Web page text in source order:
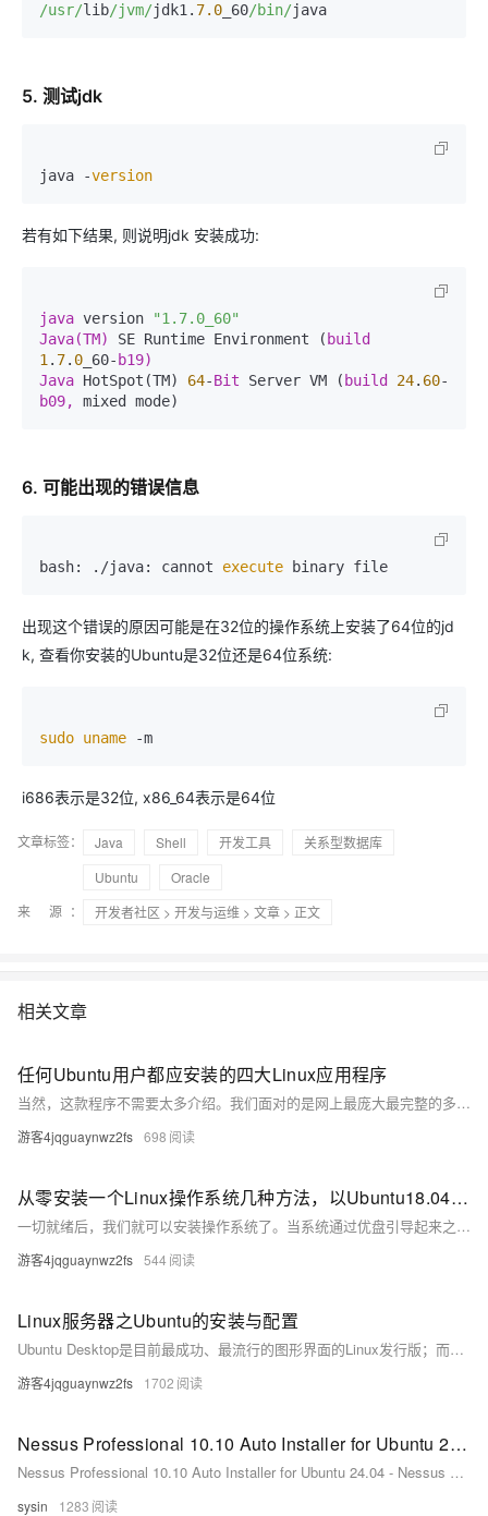
/usr/lib/jvm/jdk1. 7.0 _60/bin/java
5. 测试jdk
java -version
若有如下结果, 则说明jdk 安装成功:
java version
"1.7.0_60"
Java(TM) SE Runtime Environment (
1 . 7. 0 _60-
Java HotSpot(TM) 64-Bit Server VM ( build 24. 60-
b09, mixed mode)
6. 可能出现的错误信息
bash: ./java: cannot execute binary file
出现这个错误的原因可能是在32位的操作系统上安装了64位的jd
k, 查看你安装的Ubuntu是32位还是64位系统:
sudo uname -m
i686表示是32位, x86_64表示是64位
文章标签： Java Shell 开发工具
关系型数据库
Ubuntu
Oracle
来 源：
开发者社区 > 开发与运维 > 文章 > 正文
相关文章
任何Ubuntu用户都应安装的四大Linux应用程序
当然，这款程序不需要太多介绍。我们面对的是网上最庞大最完整的多媒体中心，由于丰富的插件，我们能够高度细化地定制其每一项功能。这是我们的Linux发行版不可或缺的必备软件。 我们可以通过运行以下命令来轻松安装Kodi：sudo apt install kodi。
游客4jqguaynwz2fs 698
从零安装一个Linux操作系统几种方法，以Ubuntu18.04为例
一切就绪后，我们就可以安装操作系统了。当系统通过优盘引导起来之后，我们就可以看到跟虚拟机中一样的安装向导了。之后，大家按照虚拟机中的顺序安装即可。 好了，今天主要介绍了Ubuntu Server版操作系统的安装过程，关于如何使用该操作系统，及操作系统更深层的原理，还请关注本号及相关圈子。
游客4jqguaynwz2fs 544
Linux服务器之Ubuntu的安装与配置
Ubuntu Desktop是目前最成功、最流行的图形界面的Linux发行版；而Ubuntu Server也在服务器端市场占据了较大的份额。今天为大家详细介绍了Ubuntu Server的安装与配置，希望对你能有所帮助。关于VMware、VirtualBox等虚拟化软件的使用，朱哥还会在后续的文章中为大家详细介绍，敬请关注！
游客4jqguaynwz2fs 1702
Nessus Professional 10.10 Auto Installer for Ubuntu 24.04 - Nessus 自动化安装程序
Nessus Professional 10.10 Auto Installer for Ubuntu 24.04 - Nessus 自动化安装程序
sysin 1283